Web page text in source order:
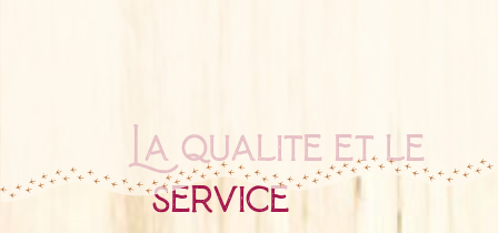
La qualité et le
service